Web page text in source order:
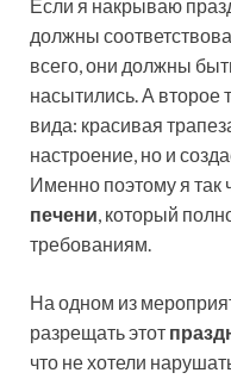
Если я накрываю
должны
всего, они должны
насытились. А второе
вида: красивая
настроение, но и
Именно поэтому я так
печени , который
требованиям.
На одном из
разрещать этот
что не хотели